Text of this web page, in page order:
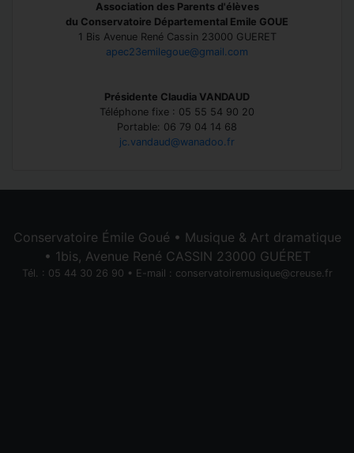
Association des Parents d'élèves
du Conservatoire Départemental Emile GOUE
1 Bis Avenue René Cassin 23000 GUERET
apec23emilegoue@gmail.com
Présidente Claudia VANDAUD
Téléphone fixe : 05 55 54 90 20
Portable: 06 79 04 14 68
jc.vandaud@wanadoo.fr
Conservatoire Émile Goué • Musique & Art dramatique
• 1bis, Avenue René CASSIN 23000 GUÉRET
Tél. : 05 44 30 26 90 • E-mail : conservatoiremusique@creuse.fr